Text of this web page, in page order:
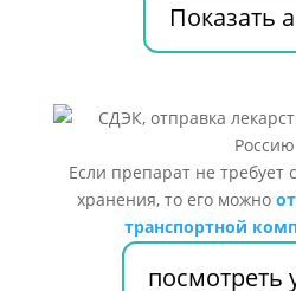
Показать
Если препарат не требует
хранения, то его можно
транспортной
посмотреть